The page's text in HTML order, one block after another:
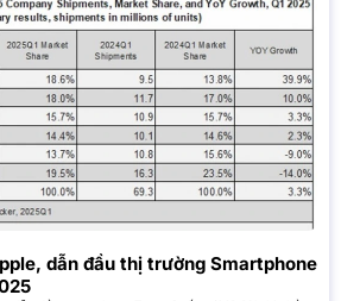
dẫn đầu thị trường Smartphone